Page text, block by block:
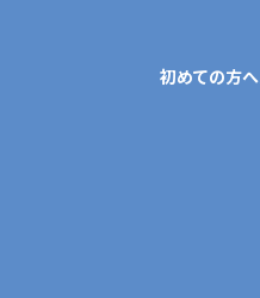
初めての方へ